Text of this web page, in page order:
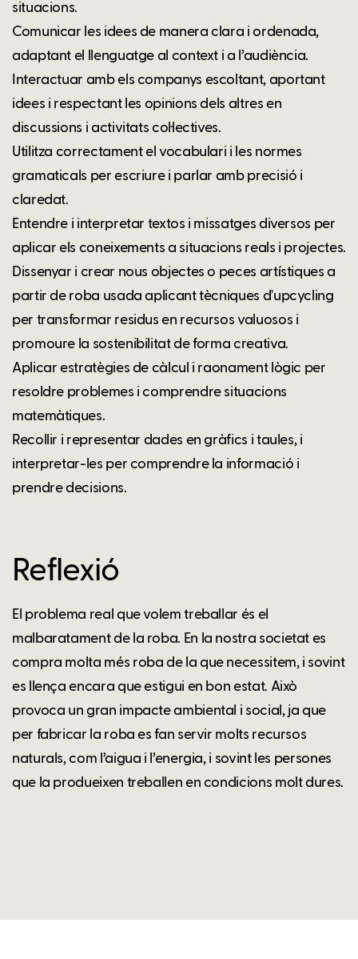
situacions.
Comunicar les idees de manera clara i ordenada,
adaptant el llenguatge al context i a l’audiència.
Interactuar amb els companys escoltant, aportant
idees i respectant les opinions dels altres en
discussions i activitats col·lectives.
Utilitza correctament el vocabulari i les normes
gramaticals per escriure i parlar amb precisió i
claredat.
Entendre i interpretar textos i missatges diversos per
aplicar els coneixements a situacions reals i projectes.
Dissenyar i crear nous objectes o peces artístiques a
partir de roba usada aplicant tècniques d'upcycling
per transformar residus en recursos valuosos i
promoure la sostenibilitat de forma creativa.
Aplicar estratègies de càlcul i raonament lògic per
resoldre problemes i comprendre situacions
matemàtiques.
Recollir i representar dades en gràfics i taules, i
interpretar-les per comprendre la informació i
prendre decisions.
Reflexió
El problema real que volem treballar és el
malbaratament de la roba. En la nostra societat es
compra molta més roba de la que necessitem, i sovint
es llença encara que estigui en bon estat. Això
provoca un gran impacte ambiental i social, ja que
per fabricar la roba es fan servir molts recursos
naturals, com l’aigua i l’energia, i sovint les persones
que la produeixen treballen en condicions molt dures.